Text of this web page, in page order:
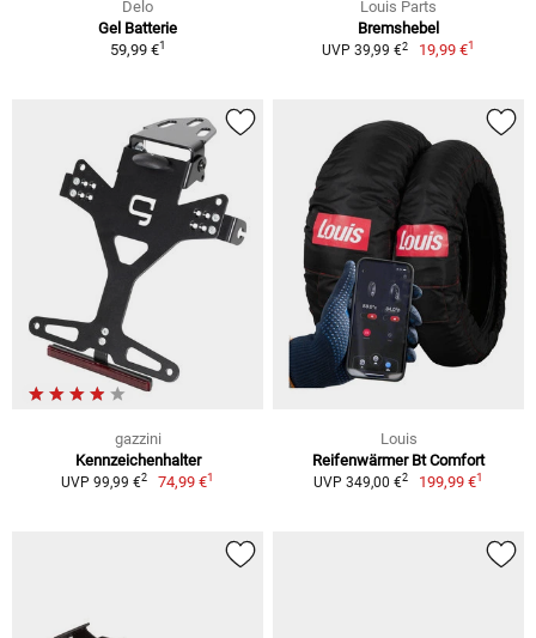
Delo
Gel Batterie
59,99 €1
Louis Parts
Bremshebel
UVP 39,99 €2 19,99 €1
gazzini
Kennzeichenhalter
UVP 99,99 €2 74,99 €1
Louis
Reifenwärmer Bt Comfort
UVP 349,00 €2 199,99 €1